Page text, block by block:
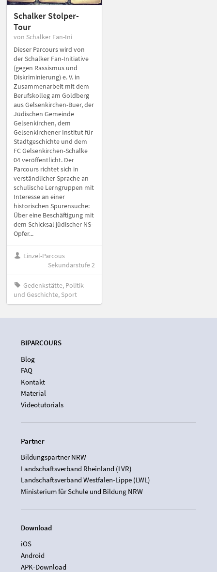
Schalker Stolper-
Tour
von Schalker Fan-Ini
Dieser Parcours wird von
der Schalker Fan-Initiative
(gegen Rassismus und
Diskriminierung) e. V. in
Zusammenarbeit mit dem
Berufskolleg am Goldberg
aus Gelsenkirchen-Buer, der
Jüdischen Gemeinde
Gelsenkirchen, dem
Gelsenkirchener Institut für
Stadtgeschichte und dem
FC Gelsenkirchen-Schalke
04 veröffentlicht. Der
Parcours richtet sich in
verständlicher Sprache an
schulische Lerngruppen mit
Interesse an einer
historischen Spurensuche:
Über eine Beschäftigung mit
dem Schicksal jüdischer NS-
Opfer...
Einzel-Parcous
Sekundarstufe 2
Gedenkstätte, Politik
und Geschichte, Sport
BIPARCOURS
Blog
FAQ
Kontakt
Material
Videotutorials
Partner
Bildungspartner NRW
Landschaftsverband Rheinland (LVR)
Landschaftsverband Westfalen-Lippe (LWL)
Ministerium für Schule und Bildung NRW
Download
iOS
Android
APK-Download